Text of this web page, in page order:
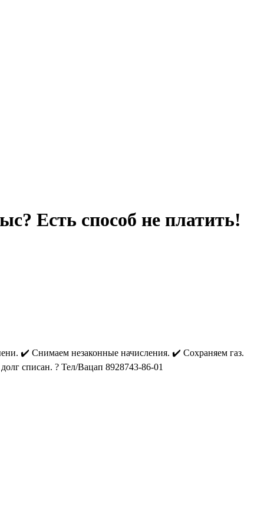
Есть способ не платить!
✔️ Снимаем незаконные начисления. ✔️ Сохраняем газ.
списан. ? Тел/Вацап 8928743-86-01